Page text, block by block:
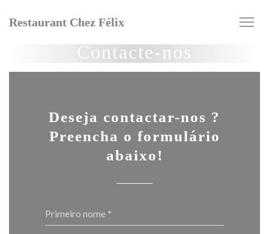
Restaurant Chez Félix
Contacte-nos
Deseja contactar-nos ?
Preencha o formulário
abaixo!